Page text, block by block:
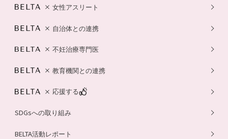
女性アスリート
自治体との連携
不妊治療専門医
教育機関との連携
応援する
SDGsへの取り組み
BELTA活動レポート